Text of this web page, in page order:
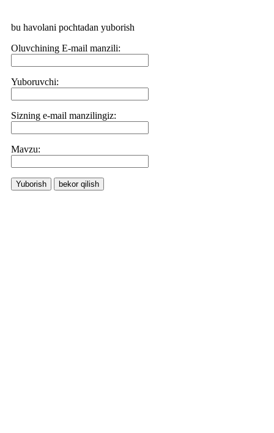
bu havolani pochtadan yuborish
Oluvchining E-mail manzili:
Yuboruvchi:
Sizning e-mail manzilingiz:
Маvzu:
Yuborish bekor qilish